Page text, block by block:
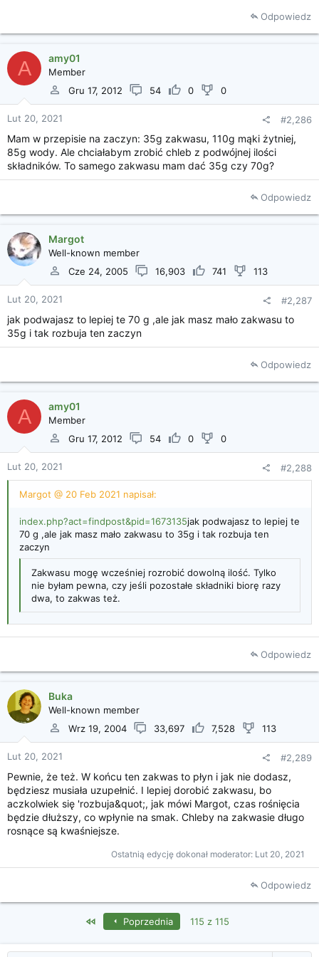
Odpowiedz
A amy01
Member
Gru 17, 2012
54 0 0
Lut 20, 2021 #2,286
Mam w przepisie na zaczyn: 35g zakwasu, 110g mąki żytniej,
85g wody. Ale chciałabym zrobić chleb z podwójnej ilości
składników. To samego zakwasu mam dać 35g czy 70g?
Odpowiedz
Margot
Well-known member
Cze 24, 2005
16,903 741 113
Lut 20, 2021 #2,287
jak podwajasz to lepiej te 70 g ,ale jak masz mało zakwasu to
35g i tak rozbuja ten zaczyn
Odpowiedz
A amy01
Member
Gru 17, 2012
54 0 0
Lut 20, 2021 #2,288
Margot @ 20 Feb 2021 napisał:
index.php?act=findpost&pid=1673135jak podwajasz to lepiej te
70 g ,ale jak masz mało zakwasu to 35g i tak rozbuja ten
zaczyn
Zakwasu mogę wcześniej rozrobić dowolną ilość. Tylko
nie byłam pewna, czy jeśli pozostałe składniki biorę razy
dwa, to zakwas też.
Odpowiedz
Buka
Well-known member
Wrz 19, 2004
33,697 7,528 113
Lut 20, 2021 #2,289
Pewnie, że też. W końcu ten zakwas to płyn i jak nie dodasz,
będziesz musiała uzupełnić. I lepiej dorobić zakwasu, bo
aczkolwiek się 'rozbuja&quot;, jak mówi Margot, czas rośnięcia
będzie dłuższy, co wpłynie na smak. Chleby na zakwasie długo
rosnące są kwaśniejsze.
Ostatnią edycję dokonał moderator: Lut 20, 2021
Odpowiedz
First Poprzednia 115 z 115